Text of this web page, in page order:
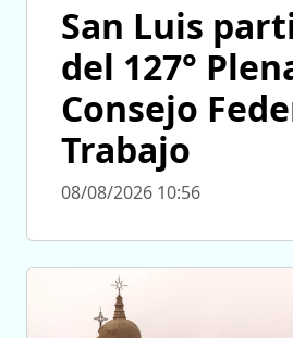
San Luis
del 127°
Consejo
Trabajo
08/08/2026 10:56